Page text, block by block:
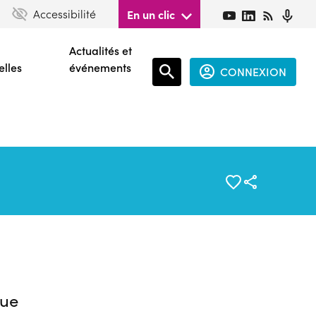
Accessibilité En un clic
Actualités et
événements
CONNEXION